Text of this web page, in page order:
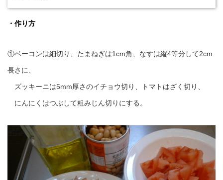
・作り方
①ベーコンは細切り、たまねぎは1cm角、なすは縦4等分して2cm
長さに、
ズッキーニは5mm厚さのイチョウ切り、トマトはざく切り、
にんにくはつぶして粗みじん切りにする。